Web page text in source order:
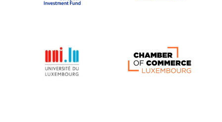
Lars Heikensten
Lucas Papademos
Máire Geoghegan-Quinn